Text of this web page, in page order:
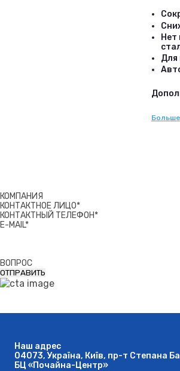
Нет
Для
КОМПАНИЯ
КОНТАКТНОЕ ЛИЦО*
КОНТАКТНЫЙ ТЕЛЕФОН*
E-MAIL*
ВОПРОС
Наш адрес
04073, Україна, Київ, пр-т Степана
БЦ «Почайна-Центр»